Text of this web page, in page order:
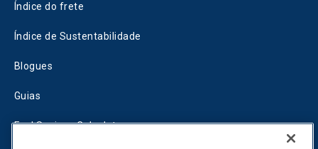
Índice do frete
Índice de Sustentabilidade
Blogues
Guias
Fuel Savings Calculator